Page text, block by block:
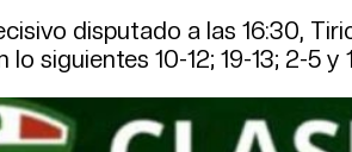
disputado a las 16:30,
siguientes 10-12; 19-13; 2-5 y